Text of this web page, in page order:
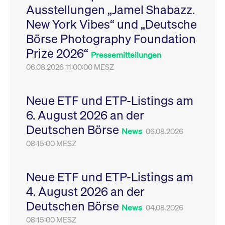
Ausstellungen „Jamel Shabazz.
New York Vibes“ und „Deutsche
Börse Photography Foundation
Prize 2026“ Pressemitteilungen
06.08.2026 11:00:00 MESZ
Neue ETF und ETP-Listings am
6. August 2026 an der
Deutschen Börse News 06.08.2026
08:15:00 MESZ
Neue ETF und ETP-Listings am
4. August 2026 an der
Deutschen Börse News 04.08.2026
08:15:00 MESZ
Leistung der Website
zu messen. Es handelt
sich um ein Muster-
Cookie, bei dem auf
das Präfix _pk_ses
eine kurze Reihe von
VISITOR_PRIVACY_METADATA
YouTube
.youtube.com
6
Monate
Dieses Cookie dient
Speicherung der
Einwilligungs- und
des Nutzers für ihre
Interaktion mit der
Sitzungen geehrt